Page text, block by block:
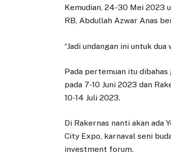
Kemudian, 24-30 Mei 2023
RB, Abdullah Azwar Anas
“Jadi undangan ini untuk
Pada pertemuan itu
pada 7-10 Juni 2023 dan
10-14 Juli 2023.
Di Rakernas nanti akan ada
City Expo, karnaval seni
investment forum.